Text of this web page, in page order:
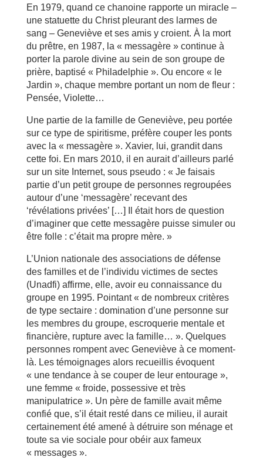
En 1979, quand ce chanoine rapporte un miracle –
une statuette du Christ pleurant des larmes de
sang – Geneviève et ses amis y croient. À la mort
du prêtre, en 1987, la « messagère » continue à
porter la parole divine au sein de son groupe de
prière, baptisé « Philadelphie ». Ou encore « le
Jardin », chaque membre portant un nom de fleur :
Pensée, Violette…
Une partie de la famille de Geneviève, peu portée
sur ce type de spiritisme, préfère couper les ponts
avec la « messagère ». Xavier, lui, grandit dans
cette foi. En mars 2010, il en aurait d’ailleurs parlé
sur un site Internet, sous pseudo : « Je faisais
partie d’un petit groupe de personnes regroupées
autour d’une ‘messagère’ recevant des
‘révélations privées’ […] Il était hors de question
d’imaginer que cette messagère puisse simuler ou
être folle : c’était ma propre mère. »
L’Union nationale des associations de défense
des familles et de l’individu victimes de sectes
(Unadfi) affirme, elle, avoir eu connaissance du
groupe en 1995. Pointant « de nombreux critères
de type sectaire : domination d’une personne sur
les membres du groupe, escroquerie mentale et
financière, rupture avec la famille… ». Quelques
personnes rompent avec Geneviève à ce moment-
là. Les témoignages alors recueillis évoquent
« une tendance à se couper de leur entourage »,
une femme « froide, possessive et très
manipulatrice ». Un père de famille avait même
confié que, s’il était resté dans ce milieu, il aurait
certainement été amené à détruire son ménage et
toute sa vie sociale pour obéir aux fameux
« messages ».